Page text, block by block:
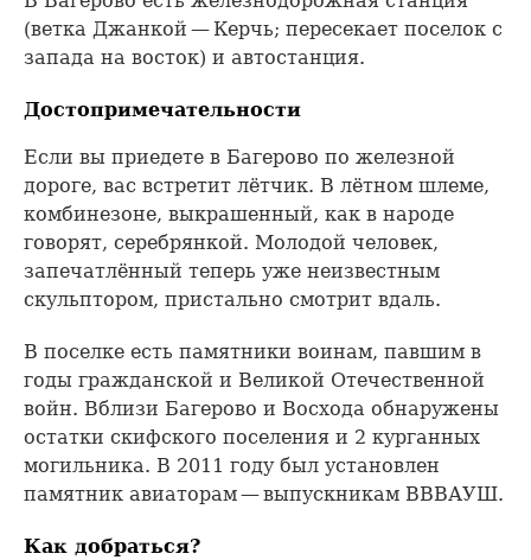
(ветка Джанкой — Керчь; пересекает поселок с
запада на восток) и автостанция.
Достопримечательности
Если вы приедете в Багерово по железной
дороге, вас встретит лётчик. В лётном шлеме,
комбинезоне, выкрашенный, как в народе
говорят, серебрянкой. Молодой человек,
запечатлённый теперь уже неизвестным
скульптором, пристально смотрит вдаль.
В поселке есть памятники воинам, павшим в
годы гражданской и Великой Отечественной
войн. Вблизи Багерово и Восхода обнаружены
остатки скифского поселения и 2 курганных
могильника. В 2011 году был установлен
памятник авиаторам — выпускникам ВВВАУШ.
Как добраться?